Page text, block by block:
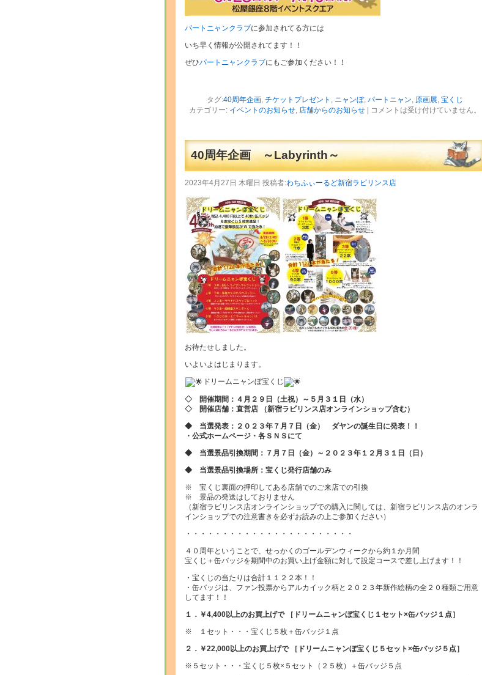
パートニャンクラブに参加されてる方には
いち早く情報が公開されてます！！
ぜひパートニャンクラブにもご参加ください！！
タグ:40周年企画, チケットプレゼント , ニャンぼ, パートニャン, 原画展, 宝くじ
カテゴリー: イベントのお知らせ, 店舗からのお知らせ| コメントは受け付けていません。
40周年企画 ～Labyrinth～
2023年4月27日 木曜日 投稿者:わちふぃーるど新宿ラビリンス店
お待たせしました。
いよいよはじまります。
ドリームニャンぼ宝くじ
◇ 開催期間：４月２９日（土祝）～５月３１日（水）
◇ 開催店舗：直営店 （新宿ラビリンス店オンラインショップ含む）
◆ 当選発表：２０２３年７月７日（金） ダヤンの誕生日に発表！！
・公式ホームページ・各ＳＮＳにて
◆ 当選景品引換期間：７月７日（金）～２０２３年１２月３１日（日）
◆ 当選景品引換場所：宝くじ発行店舗のみ
※ 宝くじ裏面の押印してある店舗でのご来店での引換
※ 景品の発送はしておりません
（新宿ラビリンス店オンラインショップでの購入に関しては、新宿ラビリンス店のオンラ
インショップでの注意書きを必ずお読みの上ご参加ください）
・・・・・・・・・・・・・・・・・・・・・・・
４０周年ということで、せっかくのゴールデンウィークから約１か月間
宝くじ＋缶バッジを期間中のお買い上げ金額に対して設定コースで差し上げます！！
・宝くじの当たりは合計１１２２本！！
・缶バッジは、ファン投票からアルカイック柄と２０２３年新作絵柄の全２０種類ご用意
してます！！
１．￥4,400以上のお買上げで ［ドリームニャンぼ宝くじ１セット×缶バッジ１点］
※ １セット・・・宝くじ５枚＋缶バッジ１点
２．￥22,000以上のお買上げで ［ドリームニャンぼ宝くじ５セット×缶バッジ５点］
※５セット・・・宝くじ５枚×５セット（２５枚）＋缶バッジ５点